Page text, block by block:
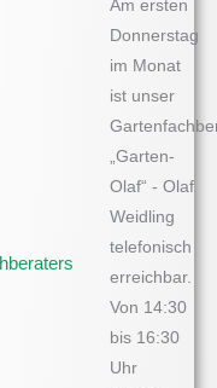
Am ersten
Donnerstag
im Monat
ist unser
„Garten-
Olaf“ - Olaf
Weidling
telefonisch
erreichbar.
Von 14:30
bis 16:30
Uhr